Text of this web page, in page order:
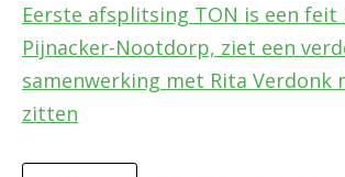
Eerste afsplitsing TON is een
Pijnacker-Nootdorp, ziet een
samenwerking met Rita Verdonk
zitten